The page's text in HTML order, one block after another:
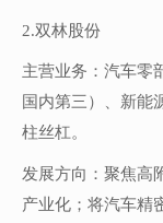
2.双林股份
主营业务：汽车零
国内第三）、新能
柱丝杠。
发展方向：聚焦高
产业化；将汽车精